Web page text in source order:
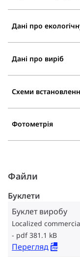
Дані про
Дані про виріб
Схеми
Фотометрія
Файли
Буклети
Буклет виробу
Localized
pdf 381.1 kB
Перегляд